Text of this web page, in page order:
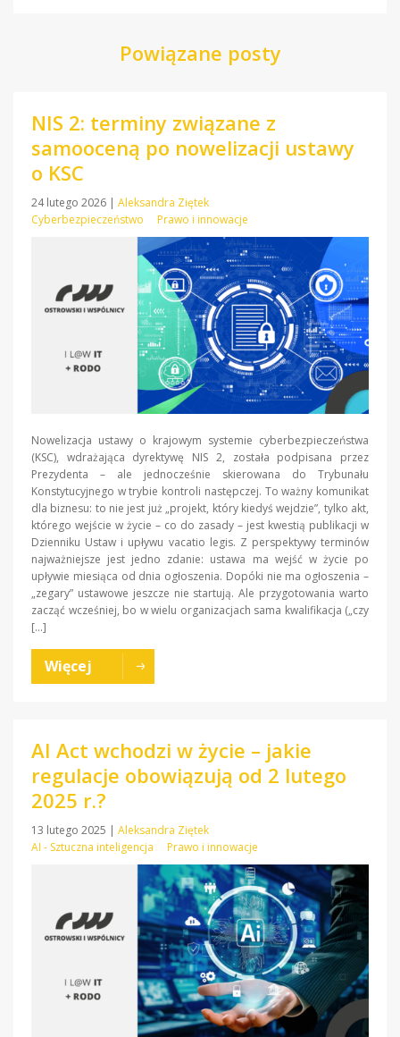
Powiązane posty
NIS 2: terminy związane z
samooceną po nowelizacji ustawy
o KSC
24 lutego 2026 | Aleksandra Ziętek
Cyberbezpieczeństwo
Prawo i innowacje
Nowelizacja ustawy o krajowym systemie cyberbezpieczeństwa
(KSC), wdrażająca dyrektywę NIS 2, została podpisana przez
Prezydenta – ale jednocześnie skierowana do Trybunału
Konstytucyjnego w trybie kontroli następczej. To ważny komunikat
dla biznesu: to nie jest już „projekt, który kiedyś wejdzie”, tylko akt,
którego wejście w życie – co do zasady – jest kwestią publikacji w
Dzienniku Ustaw i upływu vacatio legis. Z perspektywy terminów
najważniejsze jest jedno zdanie: ustawa ma wejść w życie po
upływie miesiąca od dnia ogłoszenia. Dopóki nie ma ogłoszenia –
„zegary” ustawowe jeszcze nie startują. Ale przygotowania warto
zacząć wcześniej, bo w wielu organizacjach sama kwalifikacja („czy
[…]
Więcej
AI Act wchodzi w życie – jakie
regulacje obowiązują od 2 lutego
2025 r.?
13 lutego 2025
Aleksandra Ziętek
AI - Sztuczna inteligencja
Prawo i innowacje